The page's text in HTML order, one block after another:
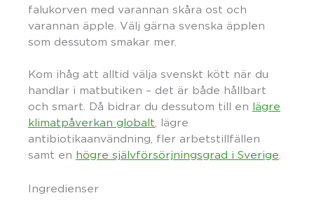
falukorven med varannan skåra ost och
varannan äpple. Välj gärna svenska äpplen
som dessutom smakar mer.
Kom ihåg att alltid välja svenskt kött när du
handlar i matbutiken – det är både hållbart
och smart. Då bidrar du dessutom till en lägre
klimatpåverkan globalt , lägre
antibiotikaanvändning, fler arbetstillfällen
samt en högre självförsörjningsgrad i Sverige
Ingredienser